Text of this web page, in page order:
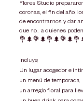
Flores Studio
coronas, el fin del año,
de encontrarnos y dar
que no... a quienes
Incluye;
Un lugar acogedor e
un menú de temporada,
un arreglo floral para